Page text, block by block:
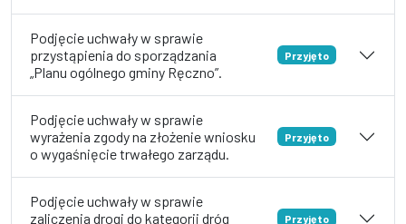
Podjęcie uchwały w sprawie
przystąpienia do sporządzania
„Planu ogólnego gminy Ręczno”.
Przyjęto
Podjęcie uchwały w sprawie
wyrażenia zgody na złożenie wniosku
o wygaśnięcie trwałego zarządu.
Przyjęto
Podjęcie uchwały w sprawie
zaliczenia drogi do kategorii dróg
Przyjęto